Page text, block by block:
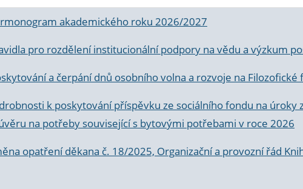
akademického roku 2026/2027
pro rozdělení institucionální podpory na vědu a výzkum
a čerpání dnů osobního volna a rozvoje na
k poskytování příspěvku ze sociálního fondu na úroky
na potřeby související s bytovými potřebami v roce 2026
opatření děkana č. 18/2025, Organizační a provozní řád